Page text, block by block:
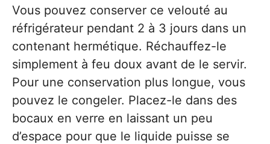
Vous pouvez conserver ce velouté au
réfrigérateur pendant 2 à 3 jours dans un
contenant hermétique. Réchauffez-le
simplement à feu doux avant de le servir.
Pour une conservation plus longue, vous
pouvez le congeler. Placez-le dans des
bocaux en verre en laissant un peu
d’espace pour que le liquide puisse se